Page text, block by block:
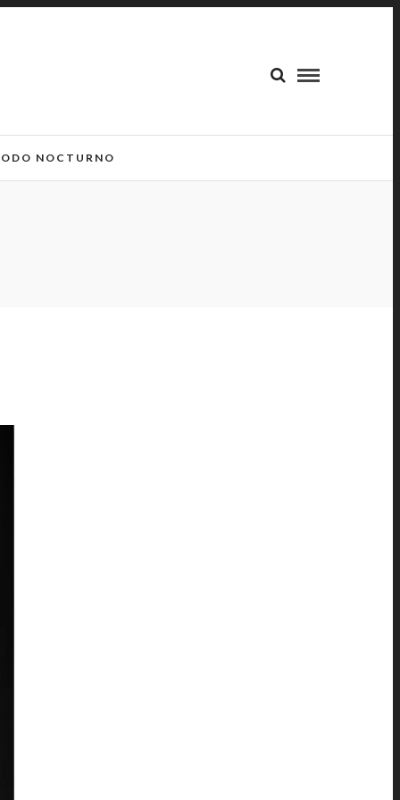
NOCTURNO